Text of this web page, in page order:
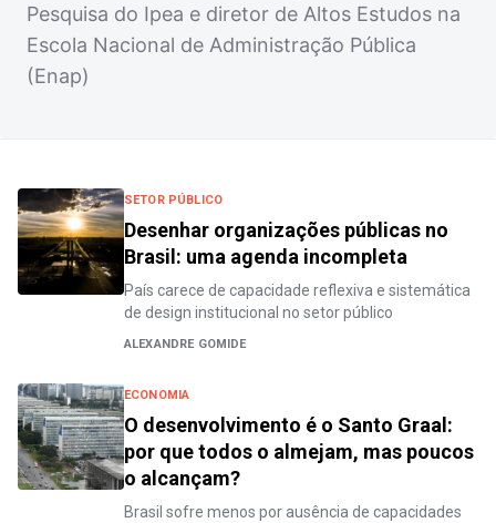
Pesquisa do Ipea e diretor de Altos Estudos na
Escola Nacional de Administração Pública
(Enap)
SETOR PÚBLICO
Desenhar organizações públicas no
Brasil: uma agenda incompleta
País carece de capacidade reflexiva e sistemática
de design institucional no setor público
ALEXANDRE GOMIDE
ECONOMIA
O desenvolvimento é o Santo Graal:
por que todos o almejam, mas poucos
o alcançam?
Brasil sofre menos por ausência de capacidades